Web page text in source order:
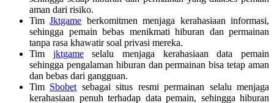
aman dari risiko.
TimJktgame berkomitmen menjaga kerahasiaan informasi,
sehingga pemain bebas menikmati hiburan dan permainan
tanpa rasa khawatir soal privasi mereka.
Tim jktgameselalu menjaga kerahasiaan data pemain
sehingga pengalaman hiburan dan permainan bisa tetap aman
dan bebas dari gangguan.
Tim Sbobet sebagai situs resmi permainan selalu menjaga
kerahasiaan penuh terhadap data pemain, sehingga hiburan